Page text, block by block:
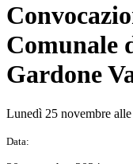
Comunale
Gardone
Lunedì 25 novembre
Data: